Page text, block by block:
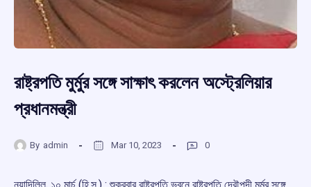
রাষ্ট্রপতি মুর্মুর সঙ্গে সাক্ষাৎ করলেন অস্ট্রেলিয়ার
প্রধানমন্ত্রী
By admin Mar 10, 2023 0